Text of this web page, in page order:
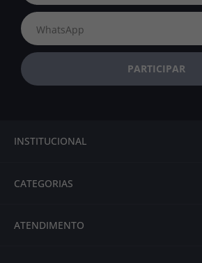
INSTITUCIONAL
CATEGORIAS
ATENDIMENTO